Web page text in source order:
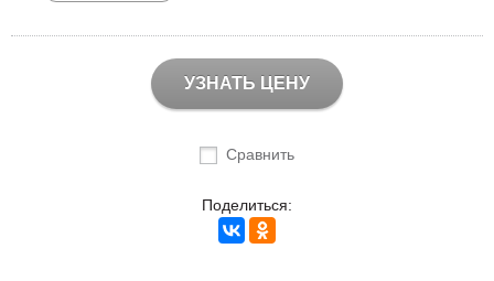
УЗНАТЬ ЦЕНУ
Сравнить
Поделиться: